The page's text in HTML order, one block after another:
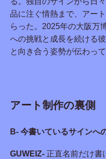
品に注ぐ情熱まで、アー
らった。2025年の大阪万
への挑戦と成長を続ける
と向き合う姿勢が伝わって
アート制作の裏側
B- 今書いているサインへ
GUWEIZ- 正直名前だけ書